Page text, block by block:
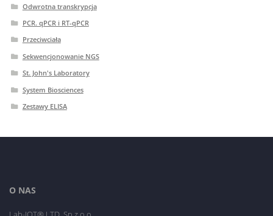
Odwrotna transkrypcja
PCR. qPCR i RT-qPCR
Przeciwciała
Sekwencjonowanie NGS
St. John's Laboratory
System Biosciences
Zestawy ELISA
O NAS